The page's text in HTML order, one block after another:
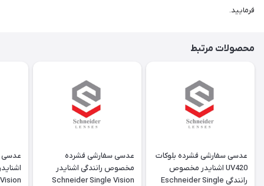
فرمایید.
محصولات مرتبط
عدسی سفارشی فشرده بلوکات
UV420 اشنایدر مخصوص
رانندگی Eschneider Single
عدسی سفارشی فشرده
مخصوص رانندگی اشنایدر
Schneider Single Vision